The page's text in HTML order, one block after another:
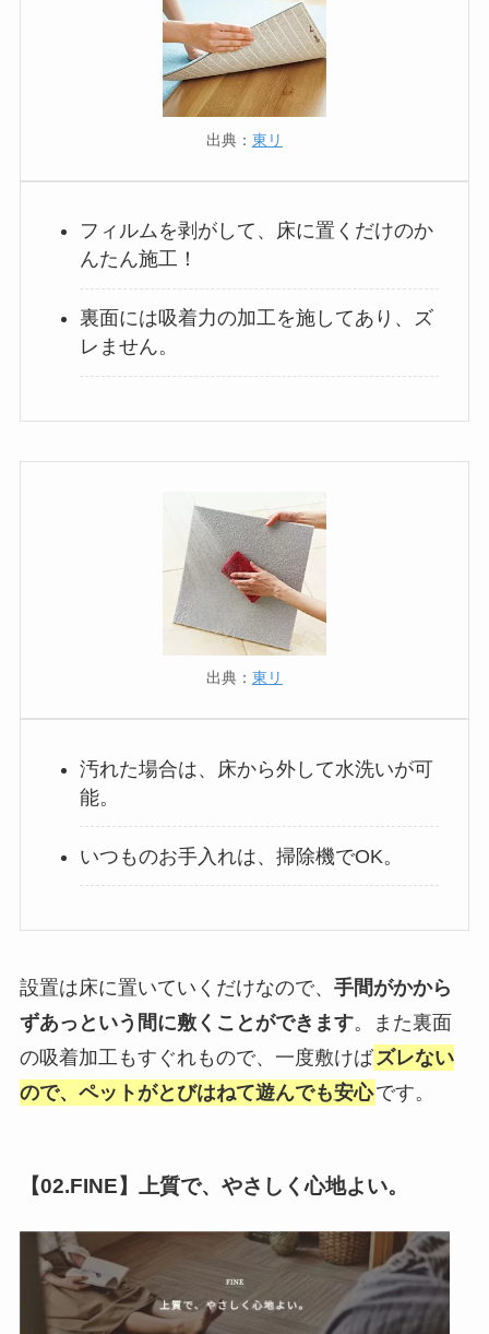
出典： 東リ
フィルムを剥がして、床に置くだけのか
んたん施工！
裏面には吸着力の加工を施してあり、ズ
レません。
出典： 東リ
汚れた場合は、床から外して水洗いが可
能。
いつものお手入れは、掃除機でOK。
設置は床に置いていくだけなので、 手間がかから
ずあっという間に敷くことができます。また裏面
の吸着加工もすぐれもので、一度敷けばズレない
ので、ペットがとびはねて遊んでも安心です。
【02.FINE】上質で、やさしく心地よい。